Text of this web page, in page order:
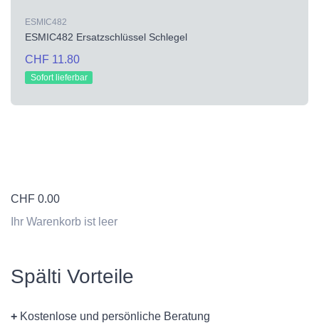
ESMIC482
ESMIC482 Ersatzschlüssel Schlegel
CHF 11.80
Sofort lieferbar
CHF 0.00
Ihr Warenkorb ist leer
Spälti Vorteile
+ Kostenlose und persönliche Beratung